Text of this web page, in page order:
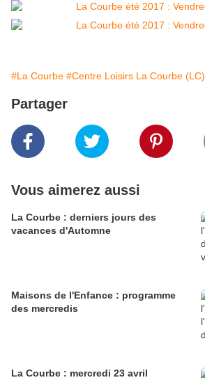
#La Courbe #Centre Loisirs La Courbe (LC)
Partager
Vous aimerez aussi
La Courbe : derniers jours des
vacances d'Automne
Maisons de l'Enfance : programme
des mercredis
La Courbe : mercredi 23 avril